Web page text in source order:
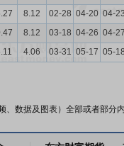
8.12 02-28 04-20 04-23
8.12 03-18 04-26 04-27
4.06 03-31 05-17 05-18
、数据及图表）全部或者部分